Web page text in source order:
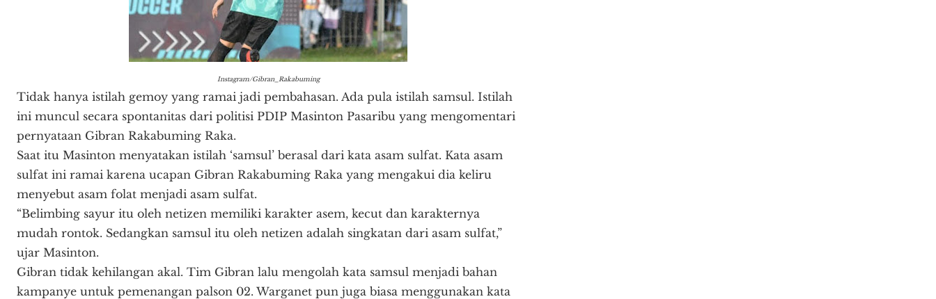
Instagram/Gibran_Rakabuming
Tidak hanya istilah gemoy yang ramai jadi pembahasan. Ada pula istilah samsul. Istilah
ini muncul secara spontanitas dari politisi PDIP Masinton Pasaribu yang mengomentari
pernyataan Gibran Rakabuming Raka.
Saat itu Masinton menyatakan istilah ‘samsul’ berasal dari kata asam sulfat. Kata asam
sulfat ini ramai karena ucapan Gibran Rakabuming Raka yang mengakui dia keliru
menyebut asam folat menjadi asam sulfat.
“Belimbing sayur itu oleh netizen memiliki karakter asem, kecut dan karakternya
mudah rontok. Sedangkan samsul itu oleh netizen adalah singkatan dari asam sulfat,”
ujar Masinton.
Gibran tidak kehilangan akal. Tim Gibran lalu mengolah kata samsul menjadi bahan
kampanye untuk pemenangan palson 02. Warganet pun juga biasa menggunakan kata